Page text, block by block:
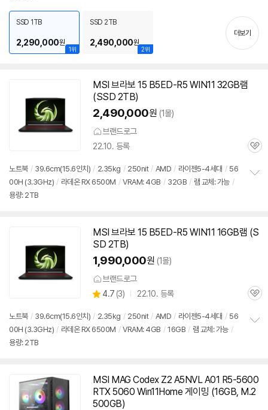
기
1위
SSD 1TB
2,290,000원
2위
SSD 2TB
2,490,000원
더보기
MSI 브라보 15 B5ED-R5 WIN11 32GB램
(SSD 2TB)
2,490,000원 (1몰)
브랜드로그
22.10. 등록
관
노트북 / 39.6cm(15.6인치) / 2.35kg / 250nit / AMD / 라이젠5-4세대 / 56
00H (3.3GHz) / 라데온 RX 6500M / VRAM: 4GB / 32GB / 램 교체: 가능 /
용량: 2TB
기
MSI 브라보 15 B5ED-R5 WIN11 16GB램 (S
SD 2TB)
1,990,000원 (1몰)
브랜드로그
별
점
4.7 (상
리
뷰
3) 22.10. 등록
관
노트북 / 39.6cm(15.6인치) / 2.35kg / 250nit / AMD / 라이젠5-4세대 / 56
00H (3.3GHz) / 라데온 RX 6500M / VRAM: 4GB / 16GB / 램 교체: 가능 /
용량: 2TB
기
MSI MAG Codex Z2 A5NVL A01 R5-5600
RTX 5060 Win11Home 게이밍 (16GB, M.2
500GB)